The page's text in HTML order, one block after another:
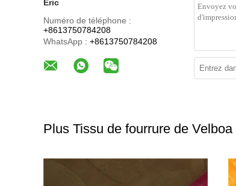
Eric
Numéro de téléphone :
+8613750784208
WhatsApp : +8613750784208
Plus Tissu de fourrure de Velboa